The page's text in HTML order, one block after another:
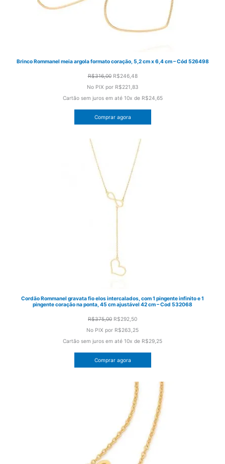
Brinco Rommanel meia argola formato coração, 5,2 cm x 6,4 cm – Cód 526498
R$316,00 O
preço
original
era:
R$316,00.
R$246,48O
preço
atual
é:
No PIX por R$221,83
Cartão sem juros em até 10x deR$24,65
Comprar agora
Cordão Rommanel gravata fio elos intercalados, com 1 pingente infinito e 1
pingente coração na ponta, 45 cm ajustável 42 cm – Cod 532068
R$375,00 O
preço
original
era:
R$375,00.
R$292,50O
preço
atual
é:
No PIX por R$263,25
Cartão sem juros em até 10x de R$29,25
Comprar agora